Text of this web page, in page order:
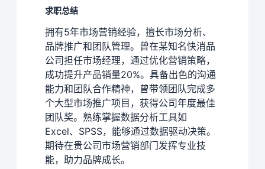
求职总结
拥有5年市场营销经验，擅长市场分析、
品牌推广和团队管理。曾在某知名快消品
公司担任市场经理，通过优化营销策略，
成功提升产品销量20%。具备出色的沟通
能力和团队合作精神，曾带领团队完成多
个大型市场推广项目，获得公司年度最佳
团队奖。熟练掌握数据分析工具如
Excel、SPSS，能够通过数据驱动决策。
期待在贵公司市场营销部门发挥专业技
能，助力品牌成长。